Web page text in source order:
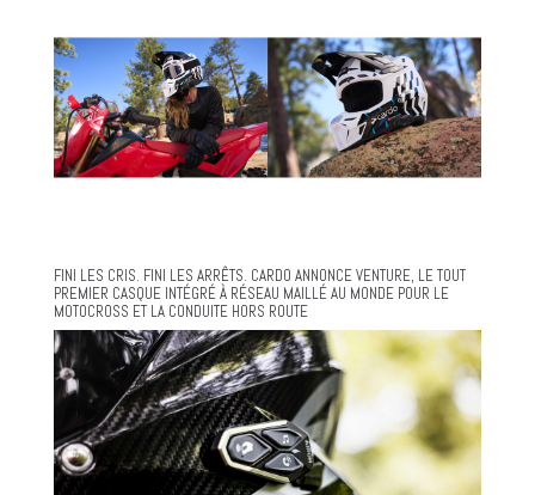
FINI LES CRIS. FINI LES ARRÊTS. CARDO ANNONCE VENTURE, LE TOUT
PREMIER CASQUE INTÉGRÉ À RÉSEAU MAILLÉ AU MONDE POUR LE
MOTOCROSS ET LA CONDUITE HORS ROUTE